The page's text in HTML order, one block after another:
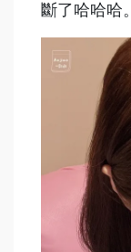
斷了哈哈哈。